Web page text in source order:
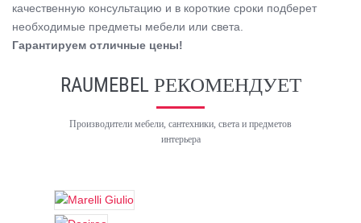
качественную консультацию и в короткие сроки подберет
необходимые предметы мебели или света.
Гарантируем отличные цены!
RAUMEBEL РЕКОМЕНДУЕТ
Производители мебели, сантехники, света и предметов
интерьера